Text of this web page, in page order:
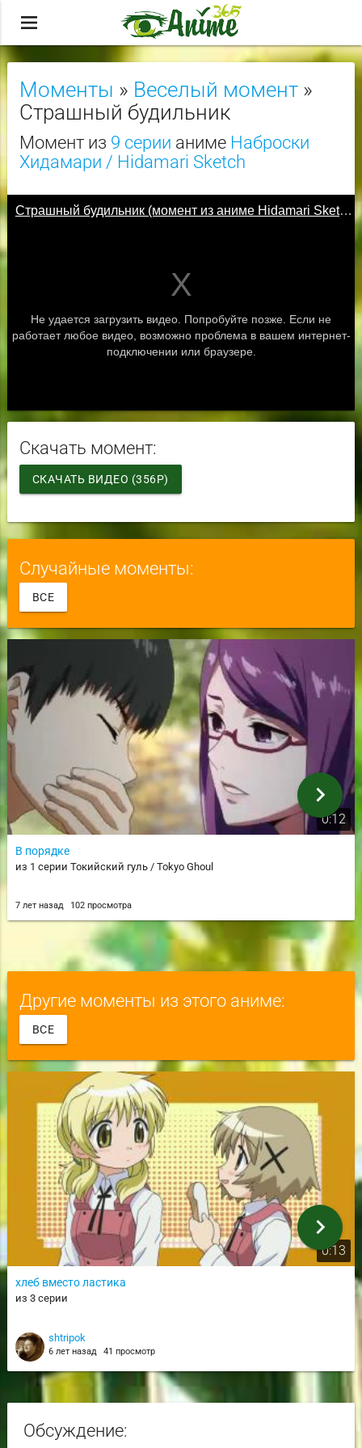
menu
Моменты » Веселый момент»
Страшный будильник
Момент из 9 серии аниме Наброски
Хидамари / Hidamari Sketch
Скачать момент:
СКАЧАТЬ ВИДЕО (356P)
Случайные моменты:
ВСЕ
0:12
В порядке
из 1 серии Токийский гуль / Tokyo Ghoul
7 лет назад 102 просмотра
chevron_right
Другие моменты из этого аниме:
ВСЕ
0:13
хлеб вместо ластика
из 3 серии
shtripok
6 лет назад 41 просмотр
chevron_right
Обсуждение: